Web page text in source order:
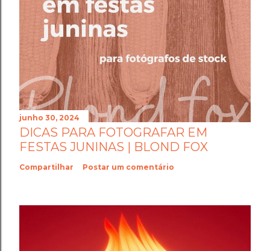
junho 30, 2024
DICAS PARA FOTOGRAFAR EM
FESTAS JUNINAS | BLOND FOX
Compartilhar Postar um comentário